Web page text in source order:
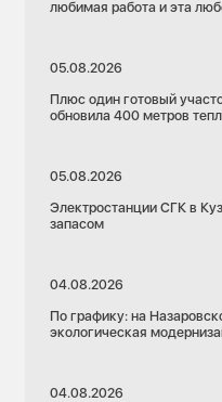
любимая работа и эта
05.08.2026
Плюс один готовый
обновила 400 метров
05.08.2026
Электростанции СГК в
запасом
04.08.2026
По графику: на
экологическая
04.08.2026